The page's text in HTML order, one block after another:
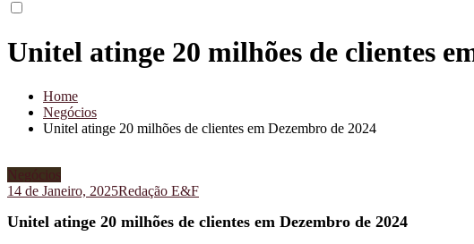
Unitel atinge 20 milhões de clientes
Home
Negócios
Unitel atinge 20 milhões de clientes em Dezembro de 2024
Negócios
14 de Janeiro, 2025Redação E&F
Unitel atinge 20 milhões de clientes em Dezembro de 2024